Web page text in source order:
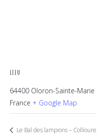
LIEU
64400 Oloron-Sainte-Marie
France + Google Map
Le Bal des lampions – Collioure